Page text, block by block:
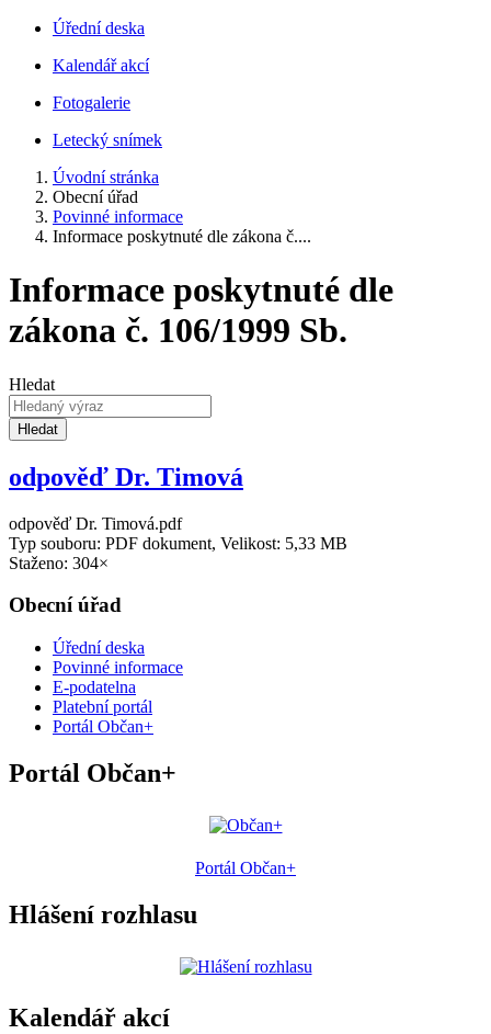
Úřední deska
Kalendář akcí
Fotogalerie
Letecký snímek
Úvodní stránka
Obecní úřad
Povinné informace
Informace poskytnuté dle zákona č....
Informace poskytnuté dle
zákona č. 106/1999 Sb.
Hledat
Hledat
odpověď Dr. Timová
odpověď Dr. Timová.pdf
Typ souboru: PDF dokument, Velikost: 5,33 MB
Staženo: 304×
Obecní úřad
Úřední deska
Povinné informace
E-podatelna
Platební portál
Portál Občan+
Portál Občan+
Portál Občan+
Hlášení rozhlasu
Kalendář akcí